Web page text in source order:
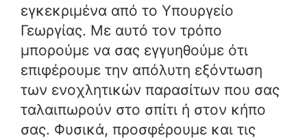
εγκεκριμένα από το Υπουργείο
Γεωργίας. Με αυτό τον τρόπο
μπορούμε να σας εγγυηθούμε ότι
επιφέρουμε την απόλυτη εξόντωση
των ενοχλητικών παρασίτων που σας
ταλαιπωρούν στο σπίτι ή στον κήπο
σας. Φυσικά, προσφέρουμε και τις